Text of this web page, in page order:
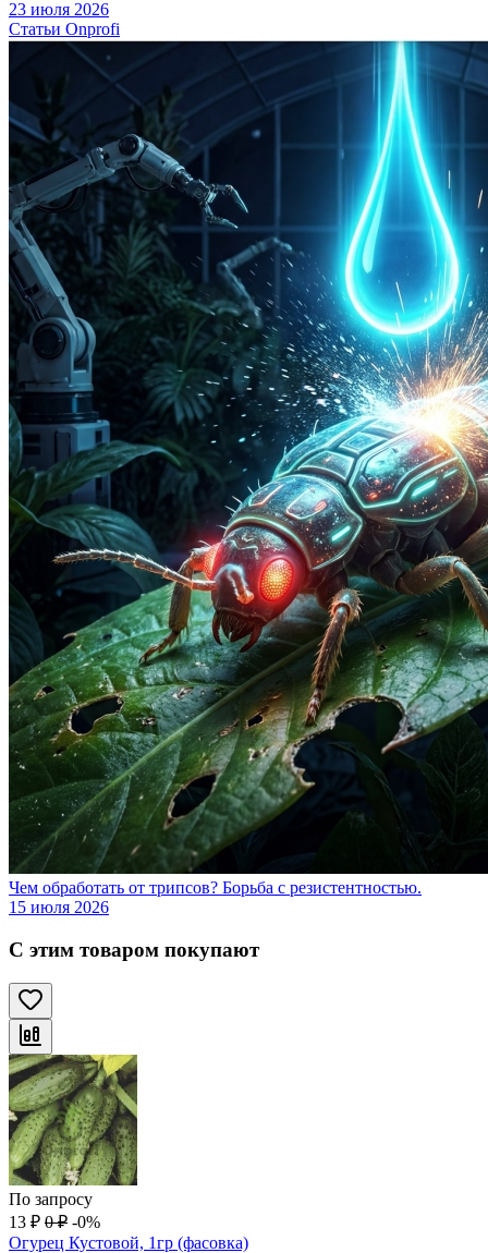
23 июля 2026
Статьи Onprofi
Чем обработать от трипсов? Борьба с резистентностью.
15 июля 2026
С этим товаром покупают
По запросу
13 ₽ 0 ₽ -0%
Огурец Кустовой, 1гр (фасовка)